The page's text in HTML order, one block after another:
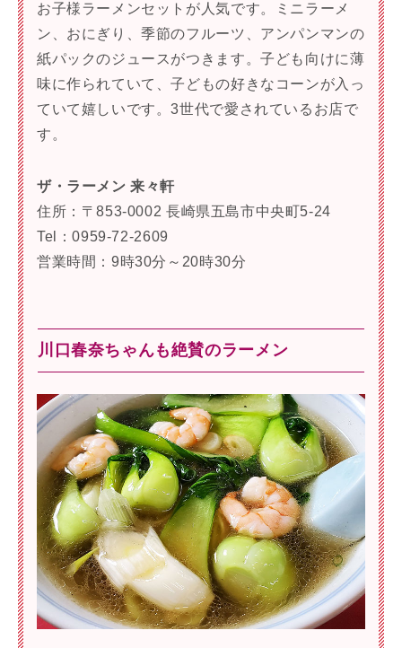
お子様ラーメンセットが人気です。ミニラーメ
ン、おにぎり、季節のフルーツ、アンパンマンの
紙パックのジュースがつきます。子ども向けに薄
味に作られていて、子どもの好きなコーンが入っ
ていて嬉しいです。3世代で愛されているお店で
す。
ザ・ラーメン 来々軒
住所：〒853-0002 長崎県五島市中央町5-24
Tel：0959-72-2609
営業時間：9時30分～20時30分
川口春奈ちゃんも絶賛のラーメン